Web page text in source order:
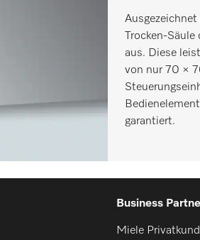
Trocken-
aus. Diese
von nur 70 ×
garantiert.
Business
Miele